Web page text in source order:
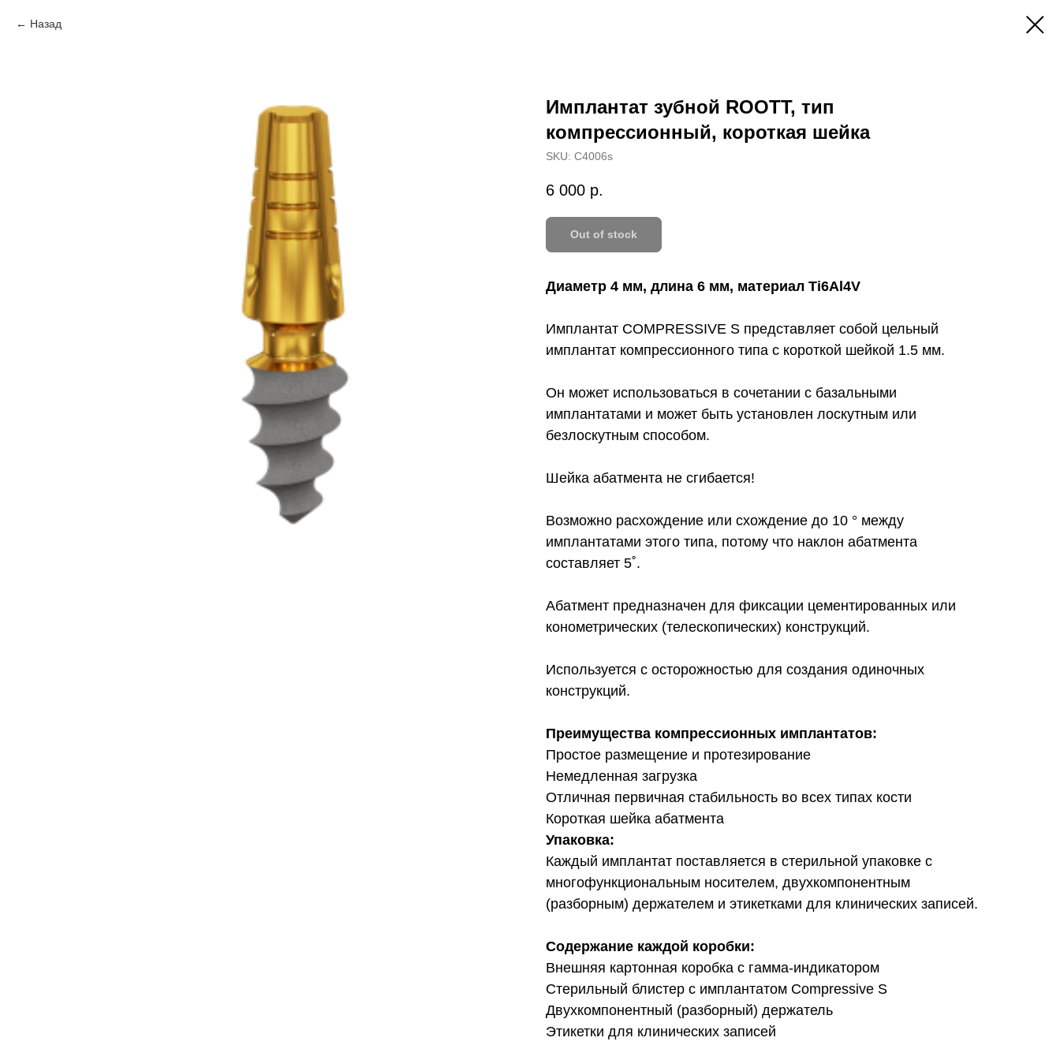
Назад
Имплантат зубной ROOTT, тип
компрессионный, короткая шейка
SKU: С4006s
6 000 р.
Out of stock
Диаметр 4 мм, длина 6 мм, материал Ti6Al4V
Имплантат COMPRESSIVE S представляет собой цельный
имплантат компрессионного типа с короткой шейкой 1.5 мм.
Он может использоваться в сочетании с базальными
имплантатами и может быть установлен лоскутным или
безлоскутным способом.
Шейка абатмента не сгибается!
Возможно расхождение или схождение до 10 ° между
имплантатами этого типа, потому что наклон абатмента
составляет 5˚.
Абатмент предназначен для фиксации цементированных или
конометрических (телескопических) конструкций.
Используется с осторожностью для создания одиночных
конструкций.
Преимущества компрессионных имплантатов:
Простое размещение и протезирование
Немедленная загрузка
Отличная первичная стабильность во всех типах кости
Короткая шейка абатмента
Упаковка:
Каждый имплантат поставляется в стерильной упаковке с
многофункциональным носителем, двухкомпонентным
(разборным) держателем и этикетками для клинических записей.
Содержание каждой коробки:
Внешняя картонная коробка с гамма-индикатором
Стерильный блистер с имплантатом Compressive S
Двухкомпонентный (разборный) держатель
Этикетки для клинических записей